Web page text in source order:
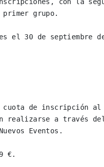
grupo.
el 30 de septiembre
de inscripción al
realizarse a través
Eventos.
€.